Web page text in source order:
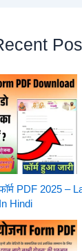
फॉर्म PDF 2025
Hindi